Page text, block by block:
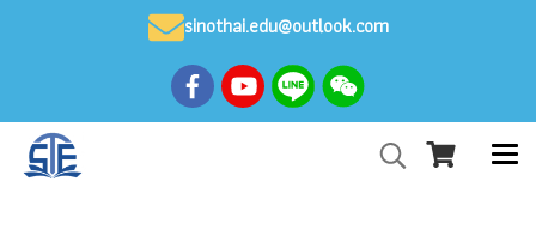
sinothai.edu@outlook.com